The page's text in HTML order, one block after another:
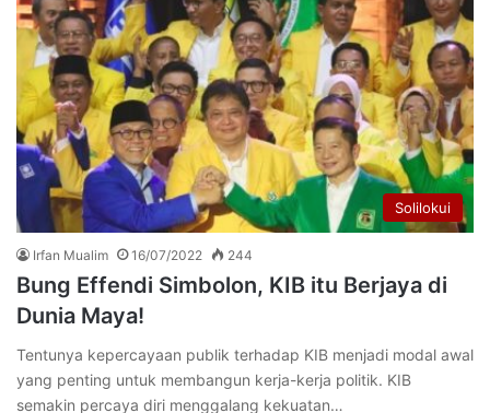
Solilokui
Irfan Mualim 16/07/2022 244
Bung Effendi Simbolon, KIB itu Berjaya di
Dunia Maya!
Tentunya kepercayaan publik terhadap KIB menjadi modal awal
yang penting untuk membangun kerja-kerja politik. KIB
semakin percaya diri menggalang kekuatan…